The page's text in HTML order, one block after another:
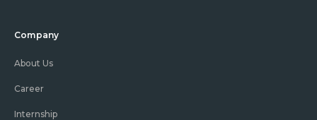
Company
About Us
Career
Internship